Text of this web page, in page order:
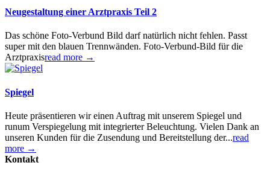
Neugestaltung einer Arztpraxis Teil 2
Das schöne Foto-Verbund Bild darf natürlich nicht fehlen. Passt
super mit den blauen Trennwänden. Foto-Verbund-Bild für die
Arztpraxisread more →
Spiegel
Heute präsentieren wir einen Auftrag mit unserem Spiegel und
runum Verspiegelung mit integrierter Beleuchtung. Vielen Dank an
unseren Kunden für die Zusendung und Bereitstellung der...read
more →
Kontakt